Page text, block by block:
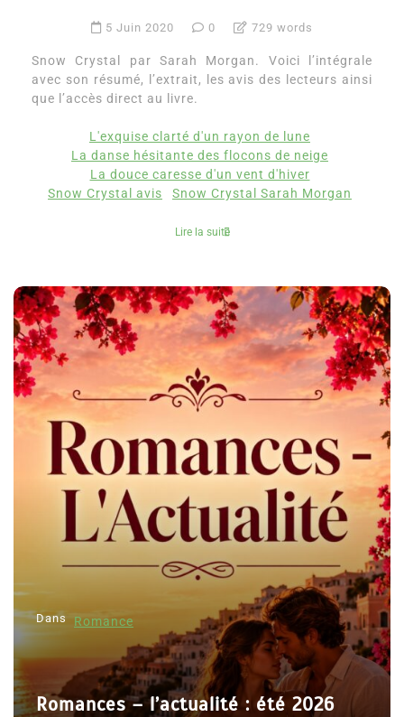
5 Juin 2020 0 729 words
Snow Crystal par Sarah Morgan. Voici l’intégrale
avec son résumé, l’extrait, les avis des lecteurs ainsi
que l’accès direct au livre.
L'exquise clarté d'un rayon de lune
La danse hésitante des flocons de neige
La douce caresse d'un vent d'hiver
Snow Crystal avis
Snow Crystal Sarah Morgan
Lire la suite
Dans Romance
Romances – l’actualité : été 2026